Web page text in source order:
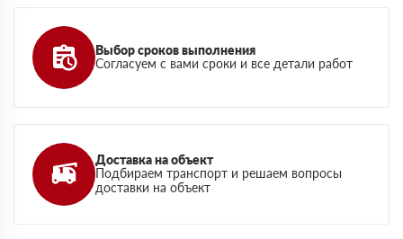
Выбор сроков выполнения
Согласуем с вами сроки и все детали работ
Доставка на объект
Подбираем транспорт и решаем вопросы
доставки на объект